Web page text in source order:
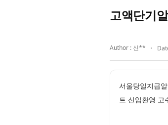
고액단기
Author : 신**
서울당일지급
트 신입환영 고